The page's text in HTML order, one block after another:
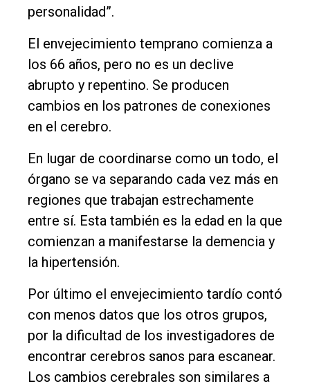
personalidad”.
El envejecimiento temprano comienza a
los 66 años, pero no es un declive
abrupto y repentino. Se producen
cambios en los patrones de conexiones
en el cerebro.
En lugar de coordinarse como un todo, el
órgano se va separando cada vez más en
regiones que trabajan estrechamente
entre sí. Esta también es la edad en la que
comienzan a manifestarse la demencia y
la hipertensión.
Por último el envejecimiento tardío contó
con menos datos que los otros grupos,
por la dificultad de los investigadores de
encontrar cerebros sanos para escanear.
Los cambios cerebrales son similares a